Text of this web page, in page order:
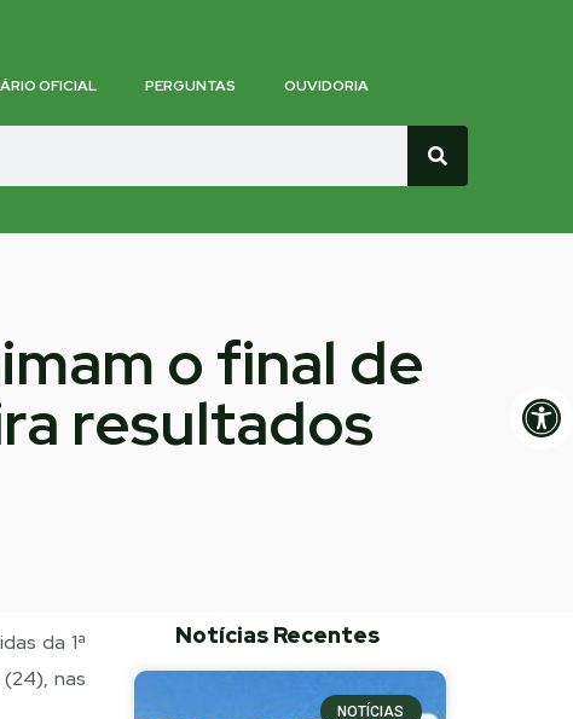
OFICIAL PERGUNTAS OUVIDORIA
o final de
resultados
da 1ª
nas
Notícias Recentes
NOTÍCIAS